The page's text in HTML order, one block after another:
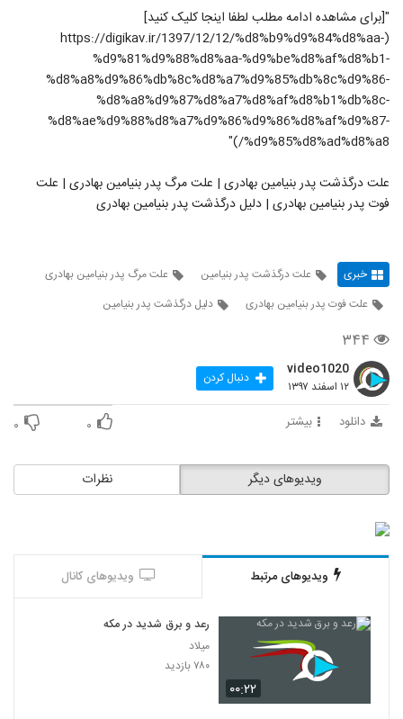
"[برای مشاهده ادامه مطلب لطفا اینجا کلیک کنید]
(https://digikav.ir/1397/12/12/%d8%b9%d9%84%d8%aa-
%d9%81%d9%88%d8%aa-%d9%be%d8%af%d8%b1-
%d8%a8%d9%86%db%8c%d8%a7%d9%85%db%8c%d9%86-
%d8%a8%d9%87%d8%a7%d8%af%d8%b1%db%8c-
%d8%ae%d9%88%d8%a7%d9%86%d9%86%d8%af%d9%87-
%d9%85%d8%ad%d8%a8/)"
علت درگذشت پدر بنیامین بهادری | علت مرگ پدر بنیامین بهادری | علت
فوت پدر بنیامین بهادری | دلیل درگذشت پدر بنیامین بهادری
خبری علت درگذشت پدر بنیامین
علت مرگ پدر بنیامین بهادری
علت فوت پدر بنیامین بهادری
دلیل درگذشت پدر بنیامین
۳۴۴
video1020
۱۲ اسفند ۱۳۹۷ دنبال کردن
دانلود بیشتر ۰ ۰
نظرات ویدیوهای دیگر
ویدیوهای مرتبط ویدیوهای کانال
۰۰:۲۲
رعد و برق شدید در مکه
میلاد
۷۸۰ بازدید